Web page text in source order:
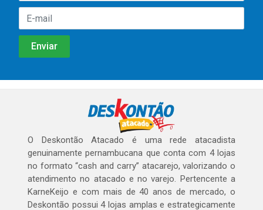
O Deskontão Atacado é uma rede atacadista
genuinamente pernambucana que conta com 4 lojas
no formato “cash and carry” atacarejo, valorizando o
atendimento no atacado e no varejo. Pertencente a
KarneKeijo e com mais de 40 anos de mercado, o
Deskontão possui 4 lojas amplas e estrategicamente